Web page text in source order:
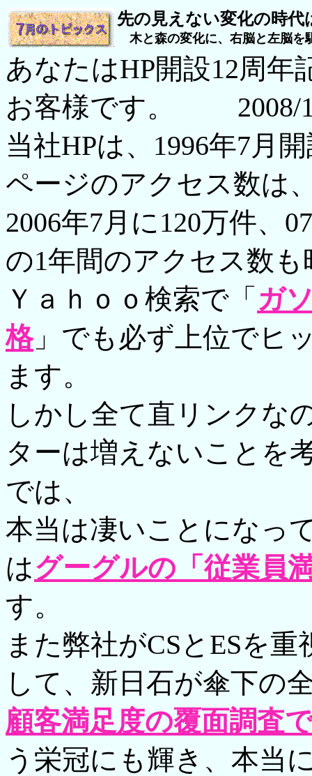
先の見えない変化の時
木と森の変化に、右脳と左脳を
あなたはHP開設12周
お客様です。 2008/
当社HPは、1996年7月
ページのアクセス数は
2006年7月に120万件、
の1年間のアクセス数
Ｙａｈｏｏ検索で「 ガ
格」でも必ず上位でヒ
ます。
しかし全て直リンクな
ターは増えないことを
では、
本当は凄いことになっ
はグーグルの「従業員
す。
また弊社がCSとESを
して、新日石が傘下の
顧客満足度の覆面調査
う栄冠にも輝き、本当